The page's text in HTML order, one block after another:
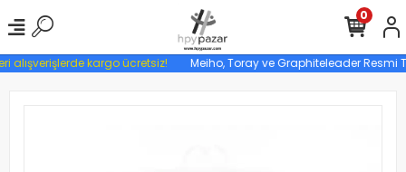
alışverişlerde kargo ücretsiz! Meiho, Toray ve Graphiteleader Resmi
0